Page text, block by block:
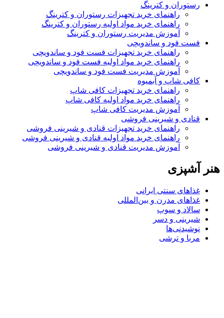
رستوران و کترینگ
راهنمای خرید تجهیزات رستوران و کترینگ
راهنمای خرید مواد اولیه رستوران و کترینگ
آموزش مدیریت رستوران و کترینگ
فست فود و ساندویچی
راهنمای خرید تجهیزات فست فود و ساندویچی
راهنمای خرید مواد اولیه فست فود و ساندویچی
آموزش مدیریت فست فود و ساندویچی
کافی شاپ و آبمیوه
راهنمای خرید تجهیزات کافی شاپ
راهنمای خرید مواد اولیه کافی‌ شاپ‌
آموزش مدیریت کافی شاپ
قنادی و شیرینی فروشی
راهنمای خرید تجهیزات قنادی و شیرینی فروشی
راهنمای خرید مواد اولیه قنادی و شیرینی فروشی
آموزش مدیریت قنادی و شیرینی فروشی
هنر آشپزی
غذاهای سنتی ایرانی
غذاهای مدرن و بین‌المللی
سالاد و سوپ
شیرینی و دسر
نوشیدنی‌ها
مربا و ترشی